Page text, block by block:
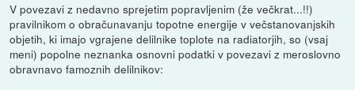
V povezavi z nedavno sprejetim popravljenim (že večkrat...!!)
pravilnikom o obračunavanju topotne energije v večstanovanjskih
objetih, ki imajo vgrajene delilnike toplote na radiatorjih, so (vsaj
meni) popolne neznanka osnovni podatki v povezavi z meroslovno
obravnavo famoznih delilnikov: